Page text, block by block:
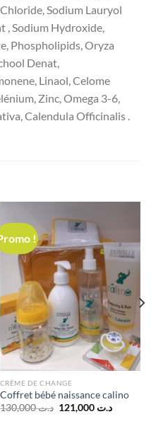
Sodium Lauryol
, Sodium Hydroxide,
Phospholipids, Oryza
Denat,
Linaol, Celome
Zinc, Omega 3-6,
Calendula Officinalis .
!
CRÈME DE CHANGE
Coffret bébé naissance calino
د.ت130,000
Le
د.ت 121,000
Le